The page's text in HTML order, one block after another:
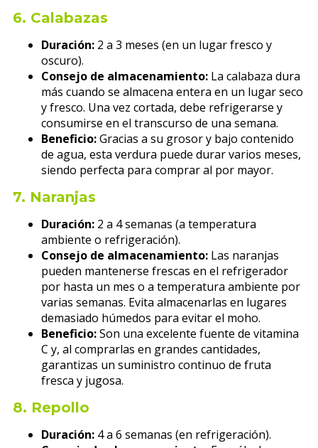
6. Calabazas
Duración:2 a 3 meses (en un lugar fresco y
oscuro).
Consejo de almacenamiento:La calabaza dura
más cuando se almacena entera en un lugar seco
y fresco. Una vez cortada, debe refrigerarse y
consumirse en el transcurso de una semana.
Beneficio:Gracias a su grosor y bajo contenido
de agua, esta verdura puede durar varios meses,
siendo perfecta para comprar al por mayor.
7. Naranjas
Duración:2 a 4 semanas (a temperatura
ambiente o refrigeración).
Consejo de almacenamiento:Las naranjas
pueden mantenerse frescas en el refrigerador
por hasta un mes o a temperatura ambiente por
varias semanas. Evita almacenarlas en lugares
demasiado húmedos para evitar el moho.
Beneficio:Son una excelente fuente de vitamina
C y, al comprarlas en grandes cantidades,
garantizas un suministro continuo de fruta
fresca y jugosa.
8. Repollo
Duración:4 a 6 semanas (en refrigeración).